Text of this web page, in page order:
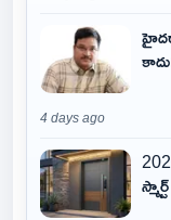
4 days ago